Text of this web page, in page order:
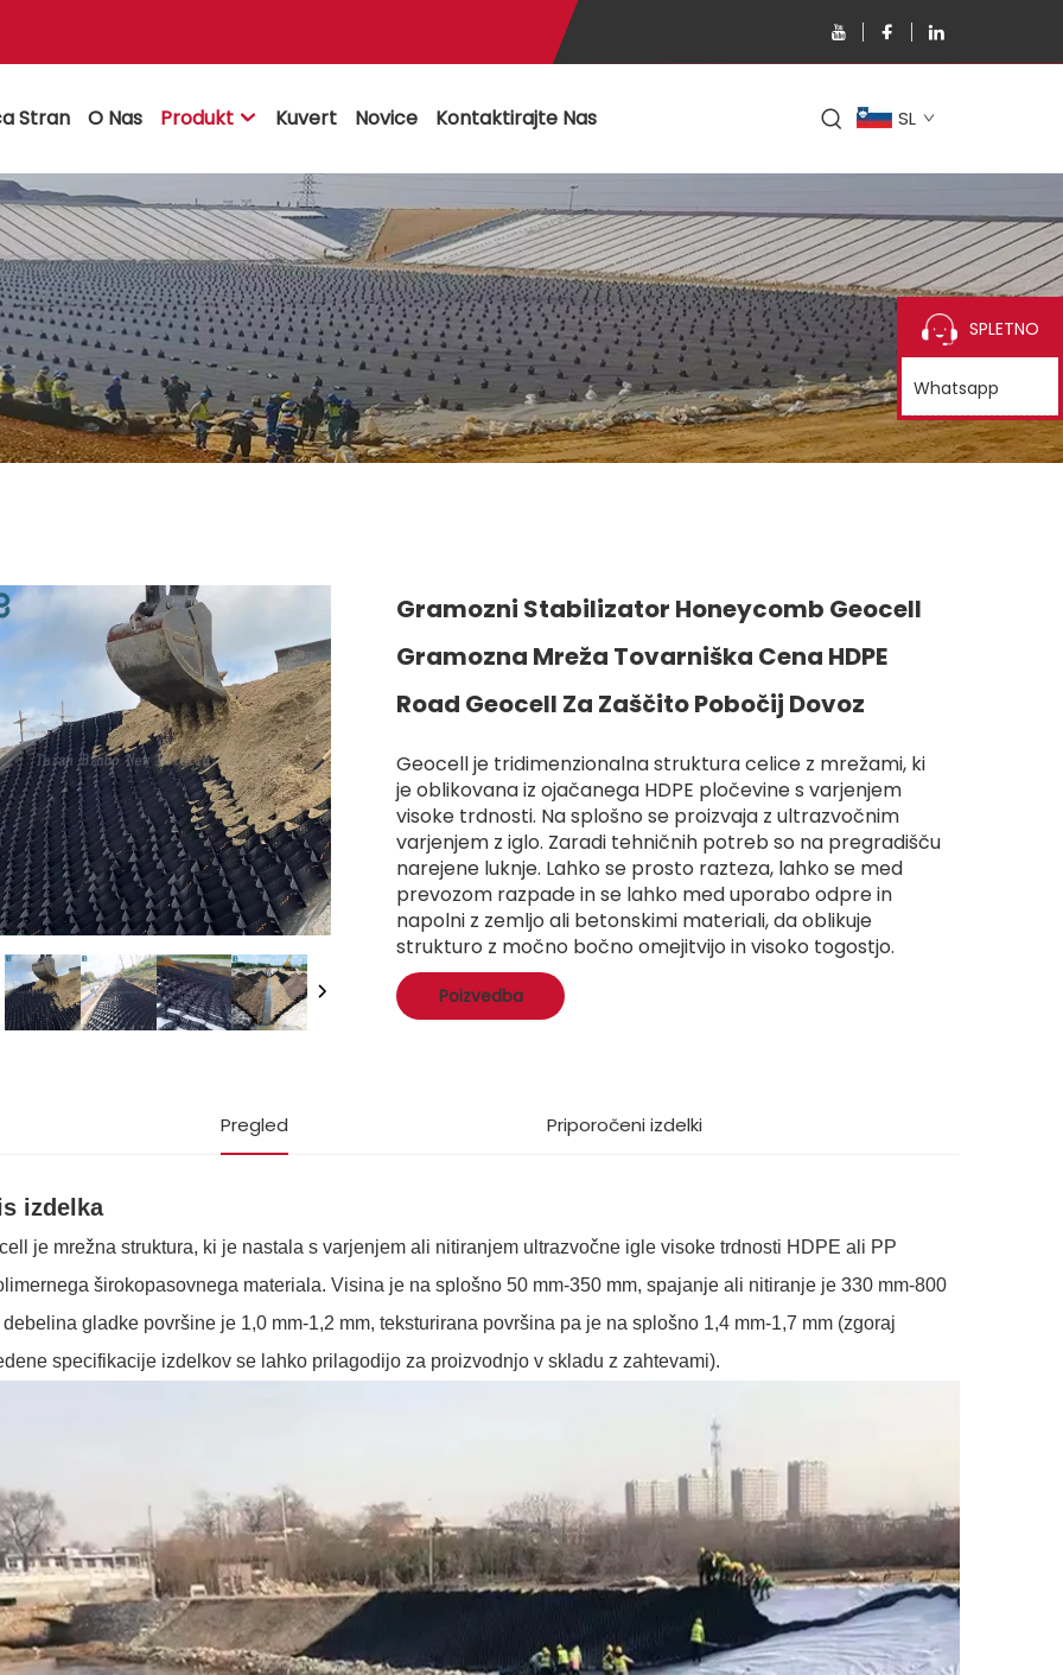
Stran O Nas Produkt  Kuvert Novice Kontaktirajte Nas SL
Gramozni Stabilizator Honeycomb Geocell
Gramozna Mreža Tovarniška Cena HDPE
Road Geocell Za Zaščito Pobočij Dovoz
Geocell je tridimenzionalna struktura celice z mrežami, ki
je oblikovana iz ojačanega HDPE pločevine s varjenjem
visoke trdnosti. Na splošno se proizvaja z ultrazvočnim
varjenjem z iglo. Zaradi tehničnih potreb so na pregradišču
narejene luknje. Lahko se prosto razteza, lahko se med
prevozom razpade in se lahko med uporabo odpre in
napolni z zemljo ali betonskimi materiali, da oblikuje
strukturo z močno bočno omejitvijo in visoko togostjo.
Poizvedba
Pregled Priporočeni izdelki
izdelka
je mrežna struktura, ki je nastala s varjenjem ali nitiranjem ultrazvočne igle visoke trdnosti HDPE ali PP
širokopasovnega materiala. Visina je na splošno 50 mm-350 mm, spajanje ali nitiranje je 330 mm-800
debelina gladke površine je 1,0 mm-1,2 mm, teksturirana površina pa je na splošno 1,4 mm-1,7 mm (zgoraj
specifikacije izdelkov se lahko prilagodijo za proizvodnjo v skladu z zahtevami).
SPLETNO
Whatsapp